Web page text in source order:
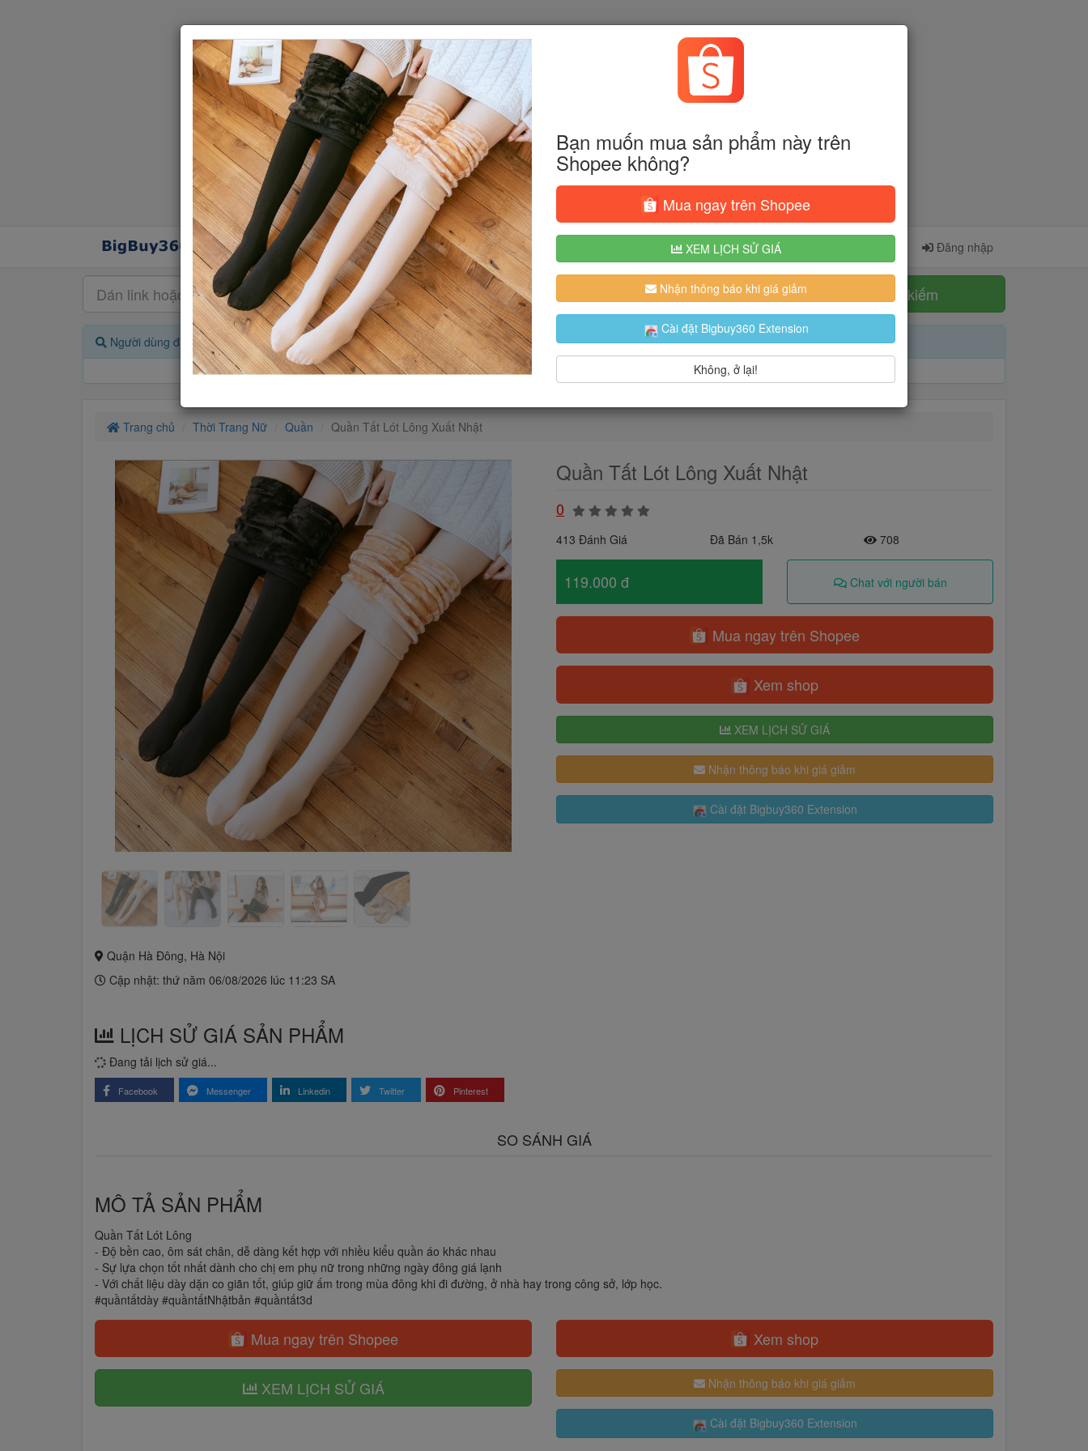
Cài đặt Extension Đăng nhập
Tìm kiếm
Người dùng đang quan tâm đến 🔥...
Trang chủ Thời Trang Nữ Quần Quần Tất Lót Lông Xuất Nhật
Quần Tất Lót Lông Xuất Nhật
0
413 Đánh Giá Đã Bán 1,5k 708
119.000 đ Chat với người bán
Mua ngay trên Shopee
Xem shop
XEM LỊCH SỬ GIÁ
Nhận thông báo khi giá giảm
Cài đặt Bigbuy360 Extension
Quận Hà Đông, Hà Nội
Cập nhật: thứ năm 06/08/2026 lúc 11:23 SA
LỊCH SỬ GIÁ SẢN PHẨM
Đang tải lịch sử giá...
Facebook Messenger Linkedin Twitter Pinterest
SO SÁNH GIÁ
MÔ TẢ SẢN PHẨM
Quần Tất Lót Lông
- Độ bền cao, ôm sát chân, dễ dàng kết hợp với nhiều kiểu quần áo khác nhau
- Sự lựa chọn tốt nhất dành cho chị em phụ nữ trong những ngày đông giá lạnh
- Với chất liệu dày dặn co giãn tốt, giúp giữ ấm trong mùa đông khi đi đường, ở nhà hay trong công sở, lớp học.
#quầntấtdày #quầntấtNhậtbản #quầntất3d
Mua ngay trên Shopee Xem shop
XEM LỊCH SỬ GIÁ Nhận thông báo khi giá giảm
Cài đặt Bigbuy360 Extension
Bạn muốn mua sản phẩm này trên
Shopee không?
Mua ngay trên Shopee
XEM LỊCH SỬ GIÁ
Nhận thông báo khi giá giảm
Cài đặt Bigbuy360 Extension
Không, ở lại!